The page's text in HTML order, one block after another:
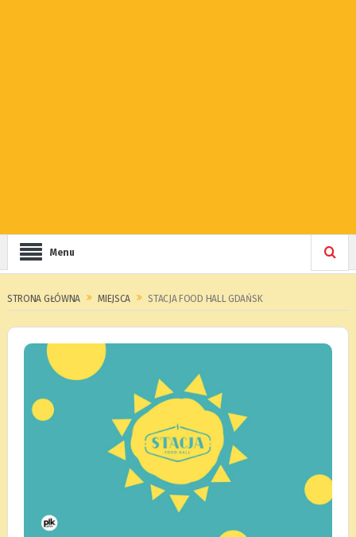
Menu
STRONA GŁÓWNA MIEJSCA STACJA FOOD HALL GDAŃSK